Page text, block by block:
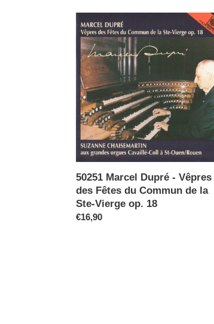
Marcel
Dupré
Vêpres
des
Fêtes
du
Commun
de
la
Ste-
Vierge
op.
18
50251 Marcel Dupré - Vêpres
des Fêtes du Commun de la
Ste-Vierge op. 18
Normaler
€16,90